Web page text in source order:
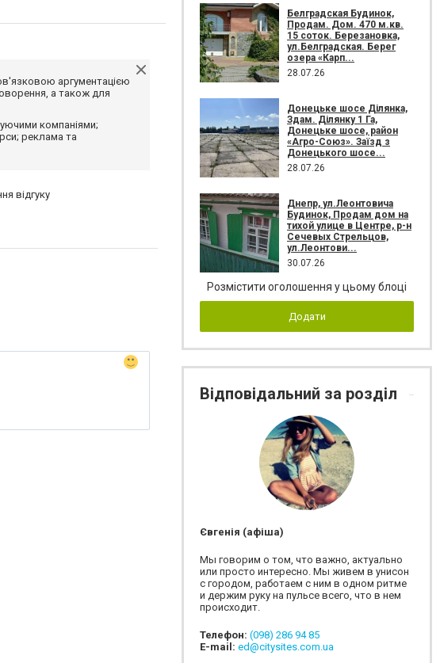
аргументацією
а також для
компаніями;
реклама та
відгуку
Белградская Будинок,
Продам. Дом. 470 м.кв.
15 соток. Березановка,
ул.Белградская. Берег
озера «Карп...
28.07.26
Донецьке шосе Ділянка,
Здам. Ділянку 1 Га,
Донецьке шосе, район
«Агро-Союз». Заїзд з
Донецького шосе...
28.07.26
Днепр, ул.Леонтовича
Будинок, Продам дом на
тихой улице в Центре, р-н
Сечевых Стрельцов,
ул.Леонтови...
30.07.26
Розмістити оголошення у цьому блоці
Додати
Відповідальний за розділ
Євгенія (афіша)
Мы говорим о том, что важно, актуально
или просто интересно. Мы живем в унисон
с городом, работаем с ним в одном ритме
и держим руку на пульсе всего, что в нем
происходит.
Телефон: (098) 286 94 85
E-mail: ed@citysites.com.ua